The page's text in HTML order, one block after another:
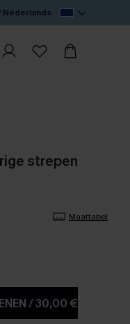
Nederlands
strepen
Maattabel
/30,00 €